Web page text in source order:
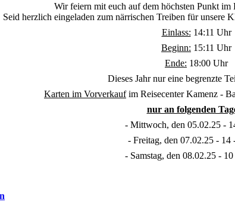
Wir feiern mit euch auf dem höchsten Punkt
Seid herzlich eingeladen zum närrischen Treiben für unsere
Einlass: 14:11 Uhr
Beginn: 15:11 Uhr
Ende: 18:00 Uhr
Dieses Jahr nur eine begrenzte
Karten im Vorverkaufim Reisecenter Kamenz -
nur an folgenden
- Mittwoch, den 05.02.25 -
- Freitag, den 07.02.25 - 14
- Samstag, den 08.02.25 -